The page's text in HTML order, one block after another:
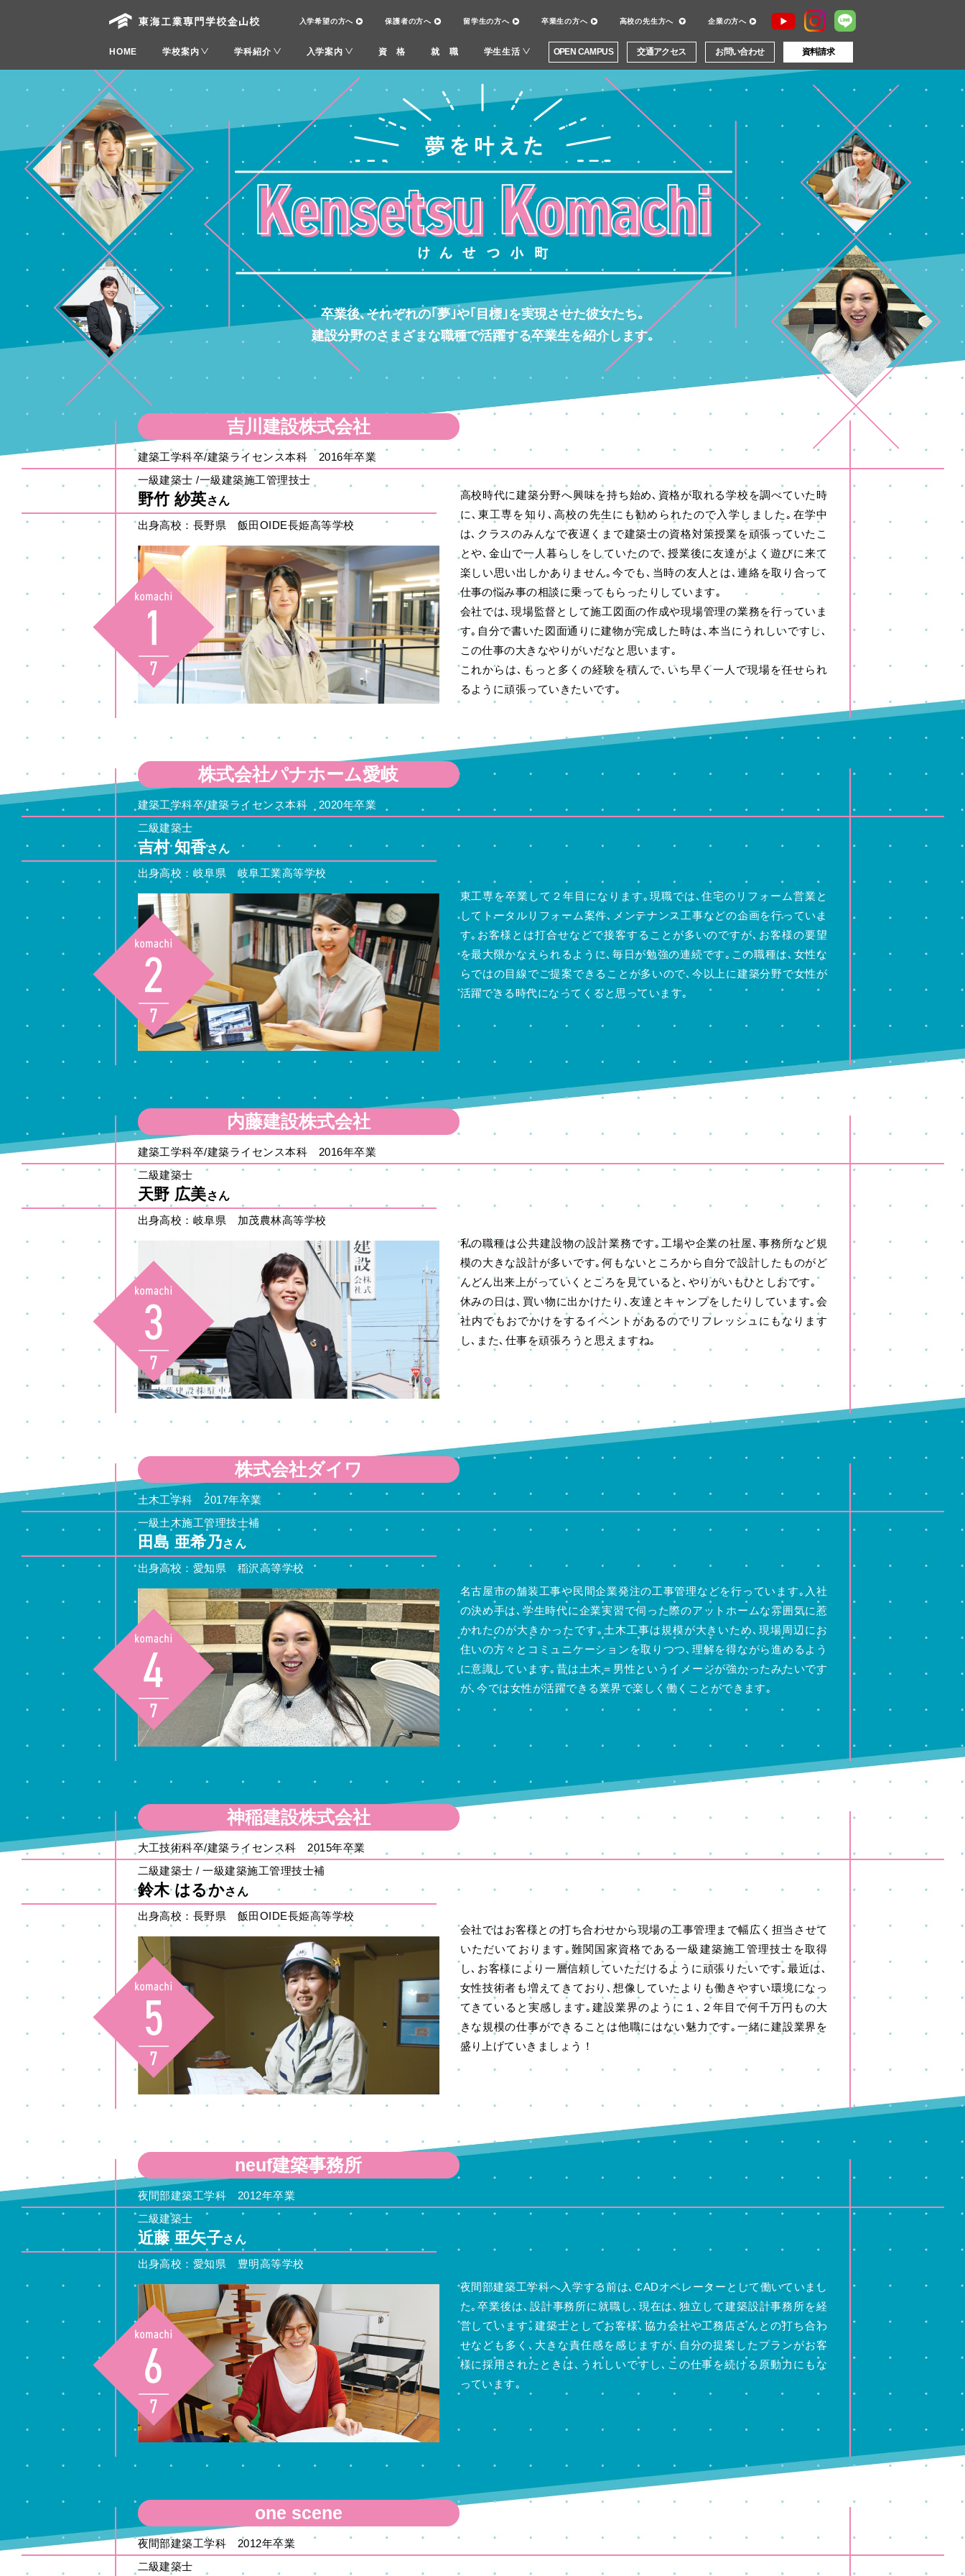
入学希望の方へ 保護者の方へ 留学生の方へ 卒業生の方へ 高校の先生方へ 企業の方へ
HOME 学校案内 学科紹介 入学案内 資 格 就 職 学生生活 OPEN CAMPUS 交通アクセス お問い合わせ 資料請求
卒業後､それぞれの｢夢｣や｢目標｣を実現させた彼女たち｡
建設分野のさまざまな職種で活躍する卒業生を紹介します｡
吉川建設株式会社
建築工学科卒/建築ライセンス本科 2016年卒業
一級建築士 /一級建築施工管理技士
野竹 紗英さん
出身高校：長野県 飯田OIDE長姫高等学校
高校時代に建築分野へ興味を持ち始め､資格が取れる学校を調べていた時
に､東工専を知り､高校の先生にも勧められたので入学しました｡在学中
は､クラスのみんなで夜遅くまで建築士の資格対策授業を頑張っていたこ
とや､金山で一人暮らしをしていたので､授業後に友達がよく遊びに来て
楽しい思い出しかありません｡今でも､当時の友人とは､連絡を取り合って
仕事の悩み事の相談に乗ってもらったりしています｡
会社では､現場監督として施工図面の作成や現場管理の業務を行っていま
す｡自分で書いた図面通りに建物が完成した時は､本当にうれしいですし､
この仕事の大きなやりがいだなと思います｡
これからは､もっと多くの経験を積んで､いち早く一人で現場を任せられ
るように頑張っていきたいです｡
株式会社パナホーム愛岐
建築工学科卒/建築ライセンス本科 2020年卒業
二級建築士
吉村 知香さん
出身高校：岐阜県 岐阜工業高等学校
東工専を卒業して２年目になります｡現職では､住宅のリフォーム営業と
してトータルリフォーム案件､メンテナンス工事などの企画を行っていま
す｡お客様とは打合せなどで接客することが多いのですが､お客様の要望
を最大限かなえられるように､毎日が勉強の連続です｡この職種は､女性な
らではの目線でご提案できることが多いので､今以上に建築分野で女性が
活躍できる時代になってくると思っています｡
内藤建設株式会社
建築工学科卒/建築ライセンス本科 2016年卒業
二級建築士
天野 広美さん
出身高校：岐阜県 加茂農林高等学校
私の職種は公共建設物の設計業務です｡工場や企業の社屋､事務所など規
模の大きな設計が多いです｡何もないところから自分で設計したものがど
んどん出来上がっていくところを見ていると､やりがいもひとしおです｡
休みの日は､買い物に出かけたり､友達とキャンプをしたりしています｡会
社内でもおでかけをするイベントがあるのでリフレッシュにもなります
し､また､仕事を頑張ろうと思えますね｡
株式会社ダイワ
土木工学科 2017年卒業
一級土木施工管理技士補
田島 亜希乃さん
出身高校：愛知県 稲沢高等学校
名古屋市の舗装工事や民間企業発注の工事管理などを行っています｡入社
の決め手は､学生時代に企業実習で伺った際のアットホームな雰囲気に惹
かれたのが大きかったです｡土木工事は規模が大きいため､現場周辺にお
住いの方々とコミュニケーションを取りつつ､理解を得ながら進めるよう
に意識しています｡昔は土木＝男性というイメージが強かったみたいです
が､今では女性が活躍できる業界で楽しく働くことができます｡
神稲建設株式会社
大工技術科卒/建築ライセンス科 2015年卒業
二級建築士 / 一級建築施工管理技士補
鈴木 はるかさん
出身高校：長野県 飯田OIDE長姫高等学校
会社ではお客様との打ち合わせから現場の工事管理まで幅広く担当させて
いただいております｡難関国家資格である一級建築施工管理技士を取得
し､お客様により一層信頼していただけるように頑張りたいです｡最近は､
女性技術者も増えてきており､想像していたよりも働きやすい環境になっ
てきていると実感します｡建設業界のように１､２年目で何千万円もの大
きな規模の仕事ができることは他職にはない魅力です｡一緒に建設業界を
盛り上げていきましょう！
neuf建築事務所
夜間部建築工学科 2012年卒業
二級建築士
近藤 亜矢子さん
出身高校：愛知県 豊明高等学校
夜間部建築工学科へ入学する前は､CADオペレーターとして働いていまし
た｡卒業後は､設計事務所に就職し､現在は､独立して建築設計事務所を経
営しています｡建築士としてお客様､協力会社や工務店さんとの打ち合わ
せなども多く､大きな責任感を感じますが､自分の提案したプランがお客
様に採用されたときは､うれしいですし､この仕事を続ける原動力にもな
っています｡
one scene
夜間部建築工学科 2012年卒業
二級建築士